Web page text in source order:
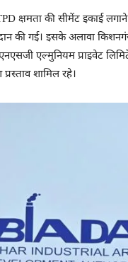
क्षमता की सीमेंट इकाई
की गई। इसके अलावा
एल्मुनियम प्राइवेट
शामिल रहे।